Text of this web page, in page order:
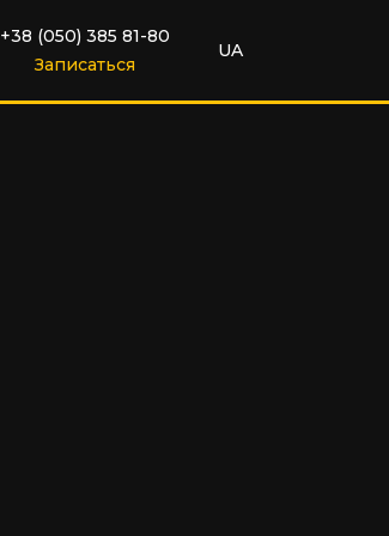
+38 (050) 385 81-80
Записаться
UA